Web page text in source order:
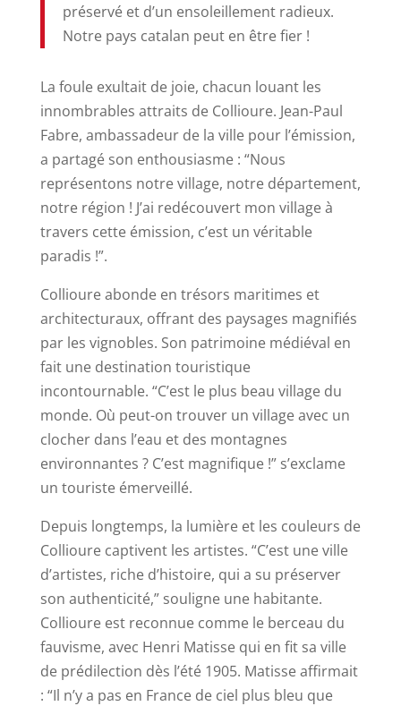
préservé et d’un ensoleillement radieux.
Notre pays catalan peut en être fier !
La foule exultait de joie, chacun louant les
innombrables attraits de Collioure. Jean-Paul
Fabre, ambassadeur de la ville pour l’émission,
a partagé son enthousiasme : “Nous
représentons notre village, notre département,
notre région ! J’ai redécouvert mon village à
travers cette émission, c’est un véritable
paradis !”.
Collioure abonde en trésors maritimes et
architecturaux, offrant des paysages magnifiés
par les vignobles. Son patrimoine médiéval en
fait une destination touristique
incontournable. “C’est le plus beau village du
monde. Où peut-on trouver un village avec un
clocher dans l’eau et des montagnes
environnantes ? C’est magnifique !” s’exclame
un touriste émerveillé.
Depuis longtemps, la lumière et les couleurs de
Collioure captivent les artistes. “C’est une ville
d’artistes, riche d’histoire, qui a su préserver
son authenticité,” souligne une habitante.
Collioure est reconnue comme le berceau du
fauvisme, avec Henri Matisse qui en fit sa ville
de prédilection dès l’été 1905. Matisse affirmait
: “Il n’y a pas en France de ciel plus bleu que